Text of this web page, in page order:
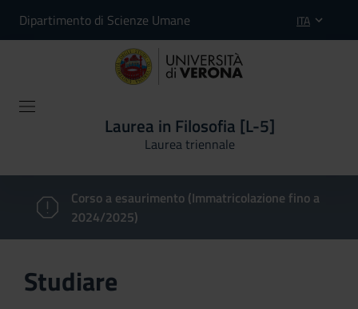
Dipartimento di Scienze Umane ITA
Laurea in Filosofia [L-5]
Laurea triennale
Corso a esaurimento (Immatricolazione fino a
2024/2025)
Studiare